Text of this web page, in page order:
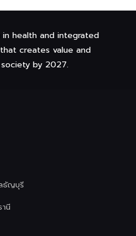
health and integrated
creates value and
by 2027.
ธัญบุรี
นี